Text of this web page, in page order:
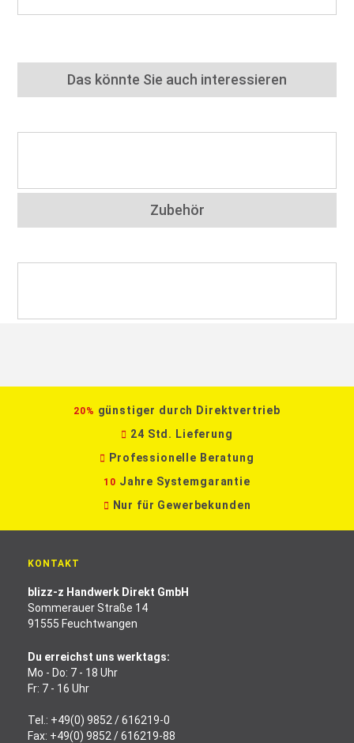
Das könnte Sie auch interessieren
Zubehör
20% günstiger durch Direktvertrieb
24 Std. Lieferung
Professionelle Beratung
10 Jahre Systemgarantie
Nur für Gewerbekunden
KONTAKT
blizz-z Handwerk Direkt GmbH
Sommerauer Straße 14
91555 Feuchtwangen
Du erreichst uns werktags:
Mo - Do: 7 - 18 Uhr
Fr: 7 - 16 Uhr
Tel.: +49(0) 9852 / 616219-0
Fax: +49(0) 9852 / 616219-88